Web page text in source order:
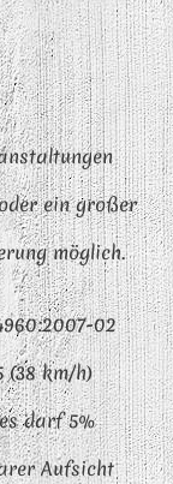
ein großer
möglich.
02
(38 km/h)
darf 5%
Aufsicht